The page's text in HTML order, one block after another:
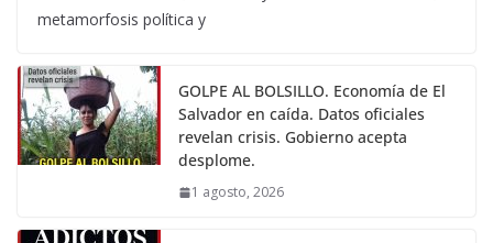
metamorfosis política y
GOLPE AL BOLSILLO. Economía de El
Salvador en caída. Datos oficiales
revelan crisis. Gobierno acepta
desplome.
1 agosto, 2026